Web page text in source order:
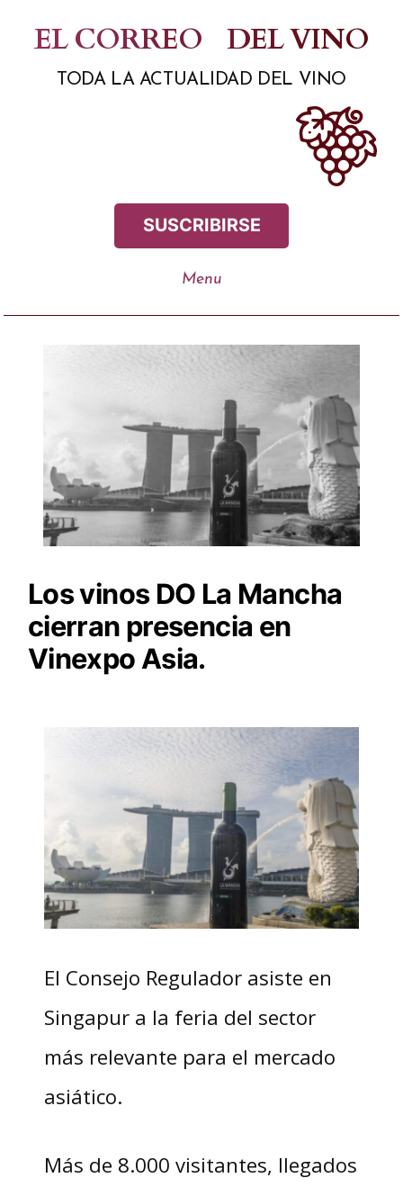
contenido
EL CORREO DEL VINO
TODA LA ACTUALIDAD DEL VINO
SUSCRIBIRSE
Los vinos DO La Mancha
cierran presencia en
Vinexpo Asia.
El Consejo Regulador asiste en
Singapur a la feria del sector
más relevante para el mercado
asiático.
Más de 8.000 visitantes, llegados